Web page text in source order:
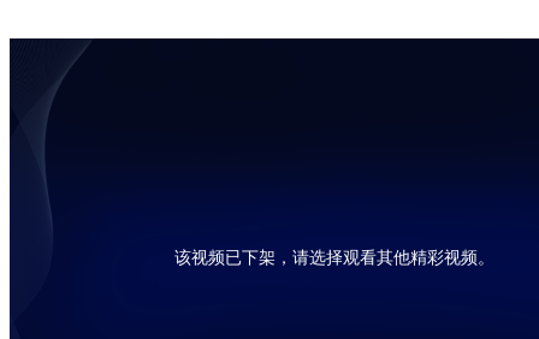
该视频已下架，请选择观看其他精彩视频。